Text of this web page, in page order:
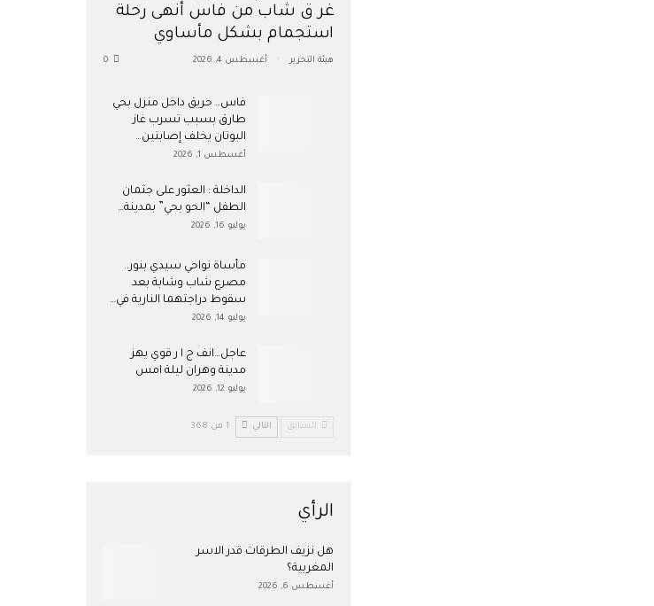
غر ق شاب من فاس أنهى رحلة
استجمام بشكل مأساوي
هيئة التحرير أغسطس 4, 2026
فاس.. حريق داخل منزل بحي
طارق بسبب تسرب غاز
البوتان يخلف إصابتين…
أغسطس 1, 2026
​الداخلة : العثور على جثمان
الطفل “الحو بحي” بمدينة…
يوليو 16, 2026
مأساة نواحي سيدي بنور..
مصرع شاب وشابة بعد
سقوط دراجتهما النارية في…
يوليو 14, 2026
عاجل…انف ج ا ر قوي يهز
مدينة وهران ليلة امس
يوليو 12, 2026
السابق التالي 1 من 368
الرأي
هل نزيف الطرقات قدر الاسر
المغربية؟
أغسطس 6, 2026